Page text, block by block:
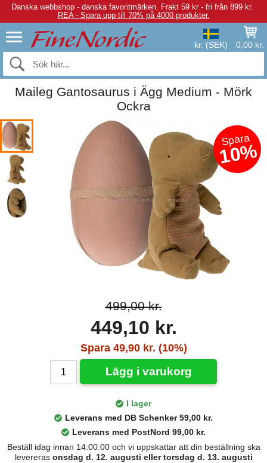
Danska webbshop - danska favoritmärken. Frakt 59 kr - fri från 899 kr.
REA - Spara upp till 70% på 4000 produkter.
kr. (SEK) 0,00 kr.
Maileg Gantosaurus i Ägg Medium - Mörk
Ockra
Spara
10%
499,00 kr.
449,10 kr.
Spara 49,90 kr. (10%)
Lägg i varukorg
I lager
Leverans med DB Schenker 59,00 kr.
Leverans med PostNord 99,00 kr.
Beställ idag innan 14:00:00 och vi uppskattar att din beställning ska
levereras onsdag d. 12. augusti eller torsdag d. 13. augusti